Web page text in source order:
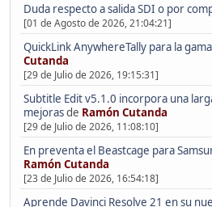
Duda respecto a salida SDI o por
[01 de Agosto de 2026, 21:04:21]
QuickLink AnywhereTally para la
Cutanda
[29 de Julio de 2026, 19:15:31]
Subtitle Edit v5.1.0 incorpora una
mejorasde Ramón Cutanda
[29 de Julio de 2026, 11:08:10]
En preventa el Beastcage para
Ramón Cutanda
[23 de Julio de 2026, 16:54:18]
Aprende Davinci Resolve 21 en su